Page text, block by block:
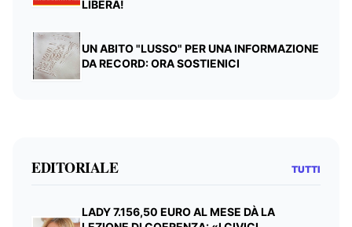
LIBERA!
UN ABITO "LUSSO" PER UNA INFORMAZIONE
DA RECORD: ORA SOSTIENICI
EDITORIALE TUTTI
LADY 7.156,50 EURO AL MESE DÀ LA